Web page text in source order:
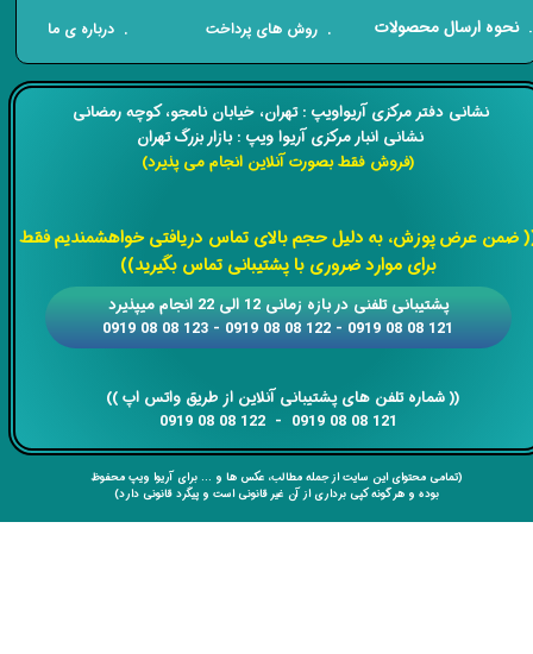
​​نشانی دفتر مرکزی آریواویپ : تهران، خیابان نامجو،کوچه رمضانی
نشانی انبار مرکزی آریوا ویپ : بازار بزرگ تهران
(فروش فقط بصورت آنلاین انجام می پذیرد)
ضمن عرض پوزش، به دلیل حجم بالای تماس دریافتی خواهشمندیم فقط
برای موارد ضروری با پشتیبانی تماس بگیرید))
​​​​​​​​​​​​​​(( ​​​​​​​شماره تلفن های پشتیبانی آنلاین از طریق واتس اپ ))
​​​​​​​121 08 08 0919 - 122 08 08 0919
​​پشتیبانی تلفنی در بازه زمانی 12 الی 22 انجام میپذیرد
121 08 08 0919 - 122 08 08 0919 - 123 08 08 0919
(تمامی محتوای این سایت از جمله مطالب، عکس ها و ... برای آریوا ویپ محفوظ
بوده و هر گونه کپی برداری از آن غیر قانونی است و پیگرد قانونی دارد)
​. نحوه ارسال محصولات . روش های پرداخت . درباره ی ما